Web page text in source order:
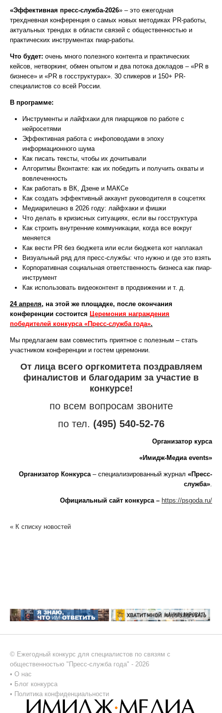
«Эффективная пресс-служба-2026» – это ежегодная
трехдневная конференция о самых новых методиках PR-работы,
актуальных трендах в области связей с общественностью и
практических инструментах пиар-работы.
Что будет: очень много полезного контента и практических
кейсов, нетворкинг, обмен опытом и два потока докладов – «PR в
бизнесе» и «PR в госструктурах». 30 спикеров и 150+ PR-
специалистов со всей России.
В программе:
Инструменты и лайфхаки для пиарщиков по работе с
нейросетями
Эффективная работа с инфоповодами в эпоху
информационного шума
Как писать тексты, чтобы их дочитывали
Алгоритмы Вконтакте: как их победить и получить охваты и
вовлеченность
Как работать в ВК, Дзене и МАКСе
Как создать эффективный аккаунт руководителя в соцсетях
Медиарилешнз в 2026 году: лайфхаки и фишки
Что делать в кризисных ситуациях, если вы госструктура
Как строить внутренние коммуникации, когда все вокруг
меняется
Как вести PR без бюджета или если бюджета кот наплакал
Визуальный ряд для пресс-службы: что нужно и где это взять
Корпоративная социальная ответственность бизнеса как пиар-
инструмент
Как использовать видеоконтент в продвижении и т. д.
24 апреля, на этой же площадке, после окончания
конференции состоится Церемония награждения
победителей конкурса «Пресс-служба года».
Мы предлагаем вам совместить приятное с полезным – стать
участником конференции и гостем церемонии.
От лица всего оргкомитета поздравляем
финалистов и благодарим за участие в
конкурсе!
по всем вопросам звоните
по тел. (495) 540-52-76
Организатор курса
«Имидж-Медиа events»
Организатор Конкурса – специализированный журнал «Пресс-
служба»
Официальный сайт конкурса – https://psgoda.ru/
« К списку новостей
© Ежегодный конкурс для специалистов по связям с
общественностью "Пресс-служба года" - 2026
• О нас
• Блог конкурса
• Политика конфиденциальности